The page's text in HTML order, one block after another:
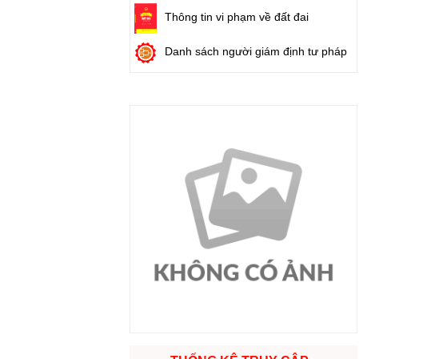
Thông tin vi phạm về đất đai
Danh sách người giám định tư pháp